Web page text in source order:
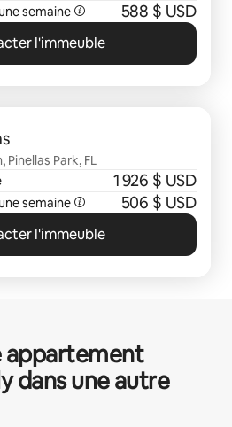
semaine 588 $ USD
l'immeuble
Park, FL
1 926 $ USD
semaine 506 $ USD
l'immeuble
appartement
dans une autre